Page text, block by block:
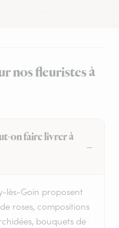
nos fleuristes à
on faire livrer à
lès-Goin proposent
roses, compositions
bouquets de